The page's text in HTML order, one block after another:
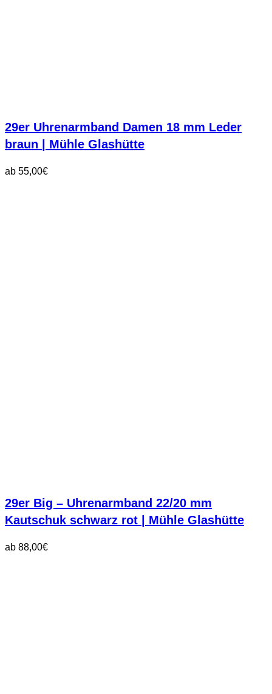
29er Uhrenarmband Damen 18 mm Leder
braun | Mühle Glashütte
ab 55,00€
29er Big – Uhrenarmband 22/20 mm
Kautschuk schwarz rot | Mühle Glashütte
ab 88,00€